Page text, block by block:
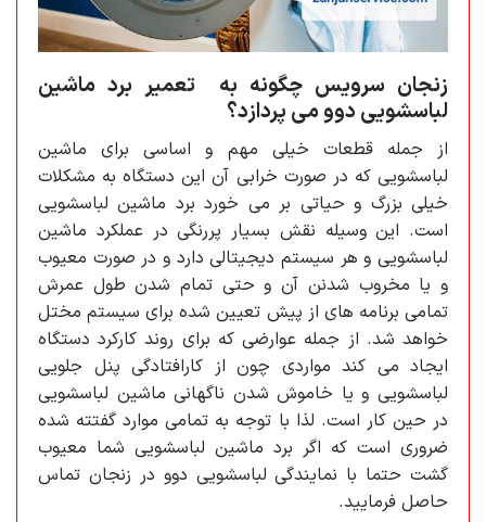
زنجان سرویس چگونه به تعمیر برد ماشین
لباسشویی دوو می پردازد؟
از جمله قطعات خیلی مهم و اساسی برای ماشین
لباسشویی که در صورت خرابی آن این دستگاه به مشکلات
خیلی بزرگ و حیاتی بر می خورد برد ماشین لباسشویی
است. این وسیله نقش بسیار پررنگی در عملکرد ماشین
لباسشویی و هر سیستم دیجیتالی دارد و در صورت معیوب
و یا مخروب شدنن آن و حتی تمام شدن طول عمرش
تمامی برنامه های از پیش تعیین شده برای سیستم مختل
خواهد شد. از جمله عوارضی که برای روند کارکرد دستگاه
ایجاد می کند مواردی چون از کارافتادگی پنل جلویی
لباسشویی و یا خاموش شدن ناگهانی ماشین لباسشویی
در حین کار است. لذا با توجه به تمامی موارد گفتته شده
ضروری است که اگر برد ماشین لباسشویی شما معیوب
گشت حتما با نمایندگی لباسشویی دوو در زنجان تماس
حاصل فرمایید.